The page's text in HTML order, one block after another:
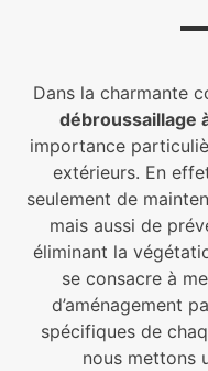
Dans la charmante
débroussaillage
importance
extérieurs. En
seulement de
mais aussi de
éliminant la
se consacre à
d’aménagement
spécifiques de
nous mettons